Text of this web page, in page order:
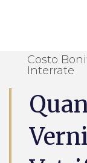
Costo
Interrate